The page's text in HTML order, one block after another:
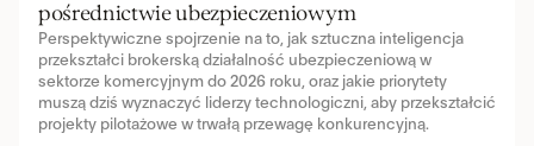
pośrednictwie ubezpieczeniowym
Perspektywiczne spojrzenie na to, jak sztuczna inteligencja
przekształci brokerską działalność ubezpieczeniową w
sektorze komercyjnym do 2026 roku, oraz jakie priorytety
muszą dziś wyznaczyć liderzy technologiczni, aby przekształcić
projekty pilotażowe w trwałą przewagę konkurencyjną.